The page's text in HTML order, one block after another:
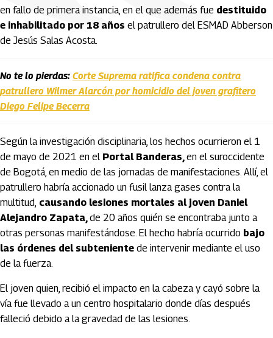
en fallo de primera instancia, en el que además fue destituido
e inhabilitado por 18 años el patrullero del ESMAD Abberson
de Jesús Salas Acosta.
No te lo pierdas: Corte Suprema ratifica condena contra
patrullero Wilmer Alarcón por homicidio del joven grafitero
Diego Felipe Becerra
Según la investigación disciplinaria, los hechos ocurrieron el 1
de mayo de 2021 en el Portal Banderas,en el suroccidente
de Bogotá, en medio de las jornadas de manifestaciones. Allí, el
patrullero habría accionado un fusil lanza gases contra la
multitud, causando lesiones mortales al joven Daniel
Alejandro Zapata,de 20 años quién se encontraba junto a
otras personas manifestándose. El hecho habría ocurrido bajo
las órdenes del subteniente de intervenir mediante el uso
de la fuerza.
El joven quien, recibió el impacto en la cabeza y cayó sobre la
vía fue llevado a un centro hospitalario donde días después
falleció debido a la gravedad de las lesiones.